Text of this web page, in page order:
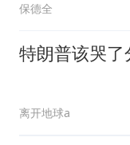
保德全
特朗普该哭了
离开地球a